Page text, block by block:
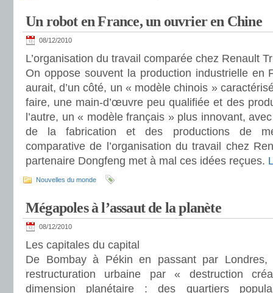
Un robot en France, un ouvrier en Chine
08/12/2010
L’organisation du travail comparée chez Renault
On oppose souvent la production industrielle en
aurait, d’un côté, un « modèle chinois »
faire, une main-d’œuvre peu qualifiée et des
l’autre, un « modèle français » plus innovant,
de la fabrication et des productions de
comparative de l’organisation du travail chez
partenaire Dongfeng met à mal ces idées reçues.
Nouvelles du monde
Mégapoles à l’assaut de la planète
08/12/2010
Les capitales du capital
De Bombay à Pékin en passant par
restructuration urbaine par « destruction
dimension planétaire : des quartiers